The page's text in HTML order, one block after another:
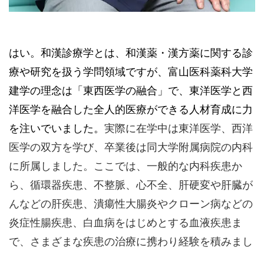
はい。和漢診療学とは、和漢薬・漢方薬に関する診
療や研究を扱う学問領域ですが、富山医科薬科大学
建学の理念は「東西医学の融合」で、東洋医学と西
洋医学を融合した全人的医療ができる人材育成に力
を注いでいました。 実際に在学中は東洋医学、西洋
医学の双方を学び、卒業後は同大学附属病院の内科
に所属しました。ここでは、一般的な内科疾患か
ら、循環器疾患、不整脈、心不全、肝硬変や肝臓が
んなどの肝疾患、潰瘍性大腸炎やクローン病などの
炎症性腸疾患、白血病をはじめとする血液疾患ま
で、さまざまな疾患の治療に携わり経験を積みまし